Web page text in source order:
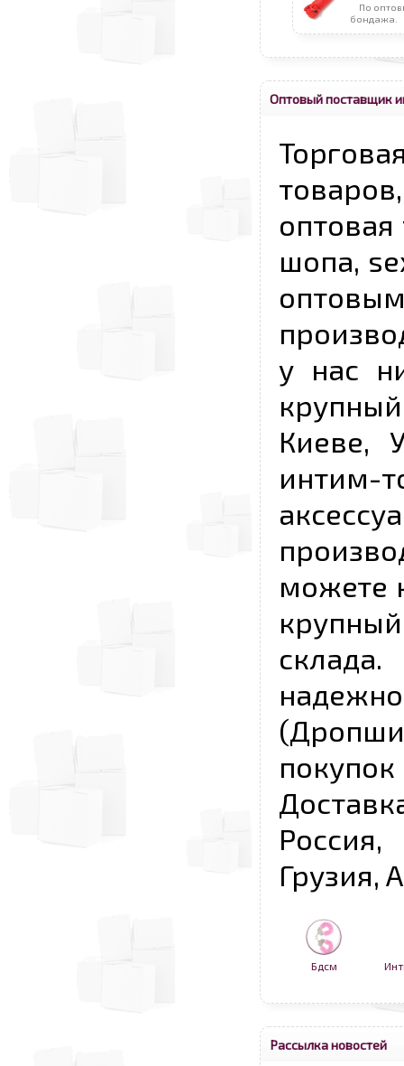
По
бондажа.
Оптовый поставщик
шопа,
у нас
Киеве,
можете
Грузия,
Бдсм
Рассылка новостей